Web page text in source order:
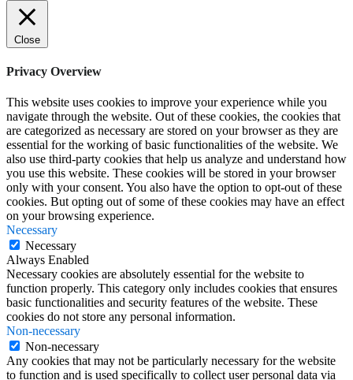
Close
Privacy Overview
This website uses cookies to improve your experience while you
navigate through the website. Out of these cookies, the cookies that
are categorized as necessary are stored on your browser as they are
essential for the working of basic functionalities of the website. We
also use third-party cookies that help us analyze and understand how
you use this website. These cookies will be stored in your browser
only with your consent. You also have the option to opt-out of these
cookies. But opting out of some of these cookies may have an effect
on your browsing experience.
Necessary
Necessary
Always Enabled
Necessary cookies are absolutely essential for the website to
function properly. This category only includes cookies that ensures
basic functionalities and security features of the website. These
cookies do not store any personal information.
Non-necessary
Non-necessary
Any cookies that may not be particularly necessary for the website
to function and is used specifically to collect user personal data via